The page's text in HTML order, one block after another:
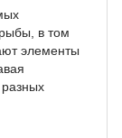
в том
элементы